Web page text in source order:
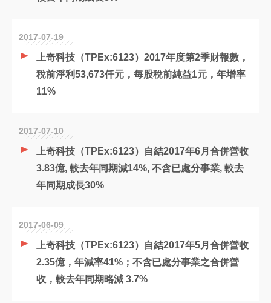
2017-07-19
上奇科技（TPEx:6123）2017年度第2季財報數，
稅前淨利53,673仟元，每股稅前純益1元，年增率
11%
2017-07-10
上奇科技（TPEx:6123）自結2017年6月合併營收
3.83億, 較去年同期減14%, 不含已處分事業, 較去
年同期成長30%
2017-06-09
上奇科技（TPEx:6123）自結2017年5月合併營收
2.35億，年減率41%；不含已處分事業之合併營
收，較去年同期略減 3.7%